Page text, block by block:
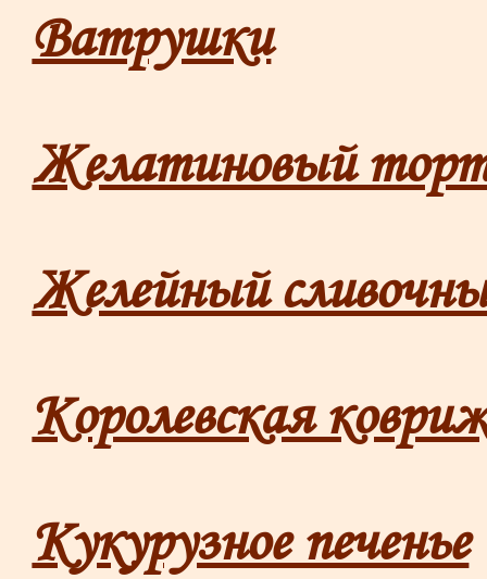
Ватрушки
Желатиновый
Желейный
Королевская
Кукурузное печенье